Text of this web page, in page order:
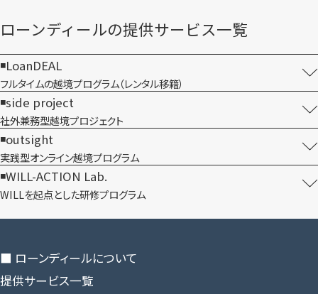
ローンディールの​提供サービス一覧
LoanDEAL
フルタイムの越境プログラム​（レンタル移籍）
side project
社外兼務型​越境プロジェクト
outsight
実践型オンライン​越境プログラム
WILL-ACTION Lab.
WILLを​起点とした​研修プログラム
■ ローンディールに​ついて
提供サービス一覧